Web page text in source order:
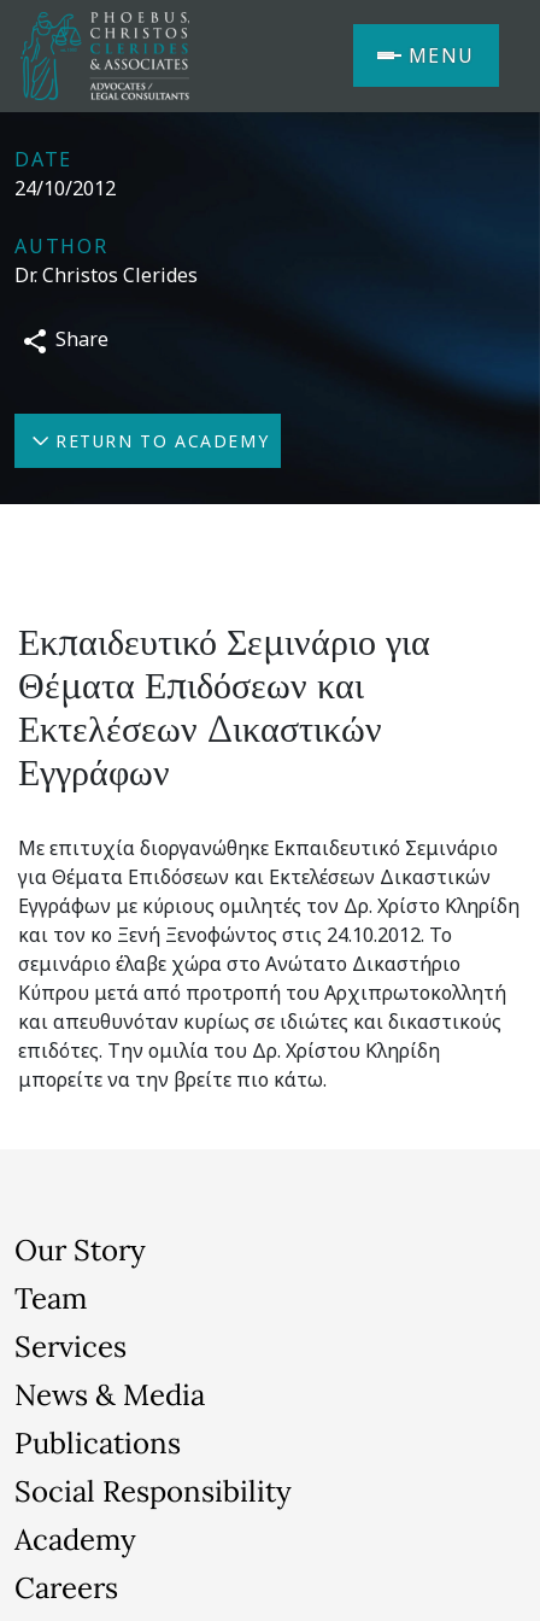
MENU
DATE
24/10/2012
AUTHOR
Dr. Christos Clerides
Share
RETURN TO ACADEMY
Εκπαιδευτικό Σεμινάριο για
Θέματα Επιδόσεων και
Εκτελέσεων Δικαστικών
Εγγράφων
Με επιτυχία διοργανώθηκε Εκπαιδευτικό Σεμινάριο
για Θέματα Επιδόσεων και Εκτελέσεων Δικαστικών
Εγγράφων με κύριους ομιλητές τον Δρ. Χρίστο Κληρίδη
και τον κο Ξενή Ξενοφώντος στις 24.10.2012. Το
σεμινάριο έλαβε χώρα στο Ανώτατο Δικαστήριο
Κύπρου μετά από προτροπή του Αρχιπρωτοκολλητή
και απευθυνόταν κυρίως σε ιδιώτες και δικαστικούς
επιδότες. Την ομιλία του Δρ. Χρίστου Κληρίδη
μπορείτε να την βρείτε πιο κάτω.
Our Story
Team
Services
News & Media
Publications
Social Responsibility
Academy
Careers